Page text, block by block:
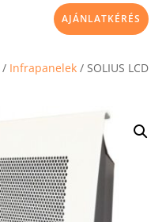
AJÁNLATKÉRÉS
/ Infrapanelek / SOLIUS LCD